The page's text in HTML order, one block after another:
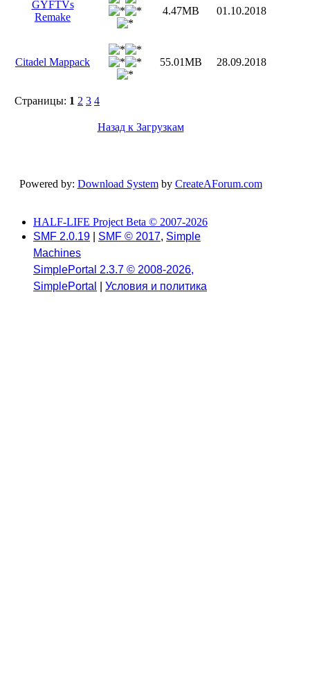
GYFTVs
Remake
4.47MB 01.10.2018
Citadel Mappack 55.01MB 28.09.2018
Страницы: 1 2 3 4
Назад к Загрузкам
Powered by: Download Systemby CreateAForum.com
HALF-LIFE Project Beta © 2007-2026
SMF 2.0.19
SMF © 2017, Simple
Machines
SimplePortal 2.3.7 © 2008-2026,
SimplePortal
Условия и политика